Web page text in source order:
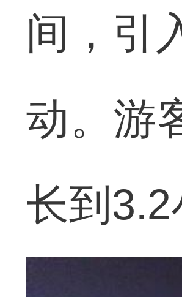
间，引
动。游
长到